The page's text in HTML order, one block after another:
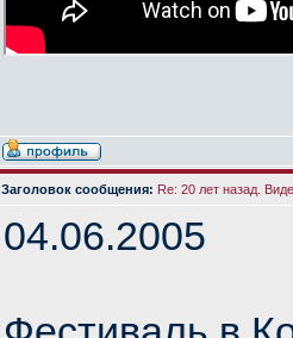
Заголовок сообщения: Re: 20 лет назад.
04.06.2005